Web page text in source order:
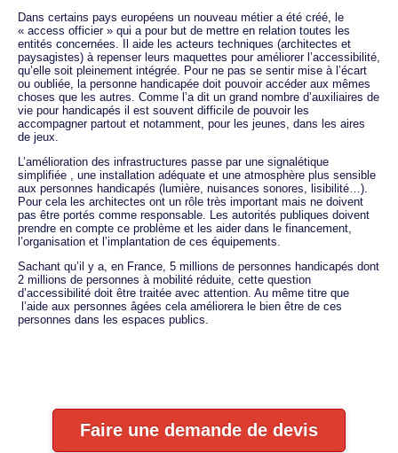
Dans certains pays européens un nouveau métier a été créé, le
« access officier » qui a pour but de mettre en relation toutes les
entités concernées. Il aide les acteurs techniques (architectes et
paysagistes) à repenser leurs maquettes pour améliorer l’accessibilité,
qu’elle soit pleinement intégrée. Pour ne pas se sentir mise à l’écart
ou oubliée, la personne handicapée doit pouvoir accéder aux mêmes
choses que les autres. Comme l’a dit un grand nombre d’auxiliaires de
vie pour handicapés il est souvent difficile de pouvoir les
accompagner partout et notamment, pour les jeunes, dans les aires
de jeux.
L’amélioration des infrastructures passe par une signalétique
simplifiée , une installation adéquate et une atmosphère plus sensible
aux personnes handicapés (lumière, nuisances sonores, lisibilité…).
Pour cela les architectes ont un rôle très important mais ne doivent
pas être portés comme responsable. Les autorités publiques doivent
prendre en compte ce problème et les aider dans le financement,
l’organisation et l’implantation de ces équipements.
Sachant qu’il y a, en France, 5 millions de personnes handicapés dont
2 millions de personnes à mobilité réduite, cette question
d’accessibilité doit être traitée avec attention. Au même titre que
l’aide aux personnes âgées cela améliorera le bien être de ces
personnes dans les espaces publics.
Faire une demande de devis